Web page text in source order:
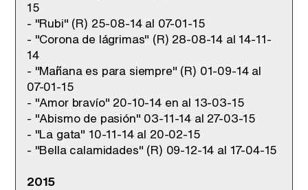
15
- "Rubi" (R) 25-08-14 al 07-01-15
- "Corona de lágrimas" (R) 28-08-14 al 14-11-
14
- "Mañana es para siempre" (R) 01-09-14 al
07-01-15
- "Amor bravío" 20-10-14 en al 13-03-15
- "Abismo de pasión" 03-11-14 al 27-03-15
- "La gata" 10-11-14 al 20-02-15
- "Bella calamidades" (R) 09-12-14 al 17-04-15
2015